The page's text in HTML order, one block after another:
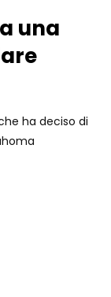
il drone
mare
una
ha deciso di